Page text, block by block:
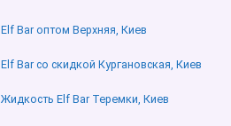
Elf Bar оптом Верхняя, Киев
Elf Bar со скидкой Кургановская, Киев
Жидкость Elf Bar Теремки, Киев